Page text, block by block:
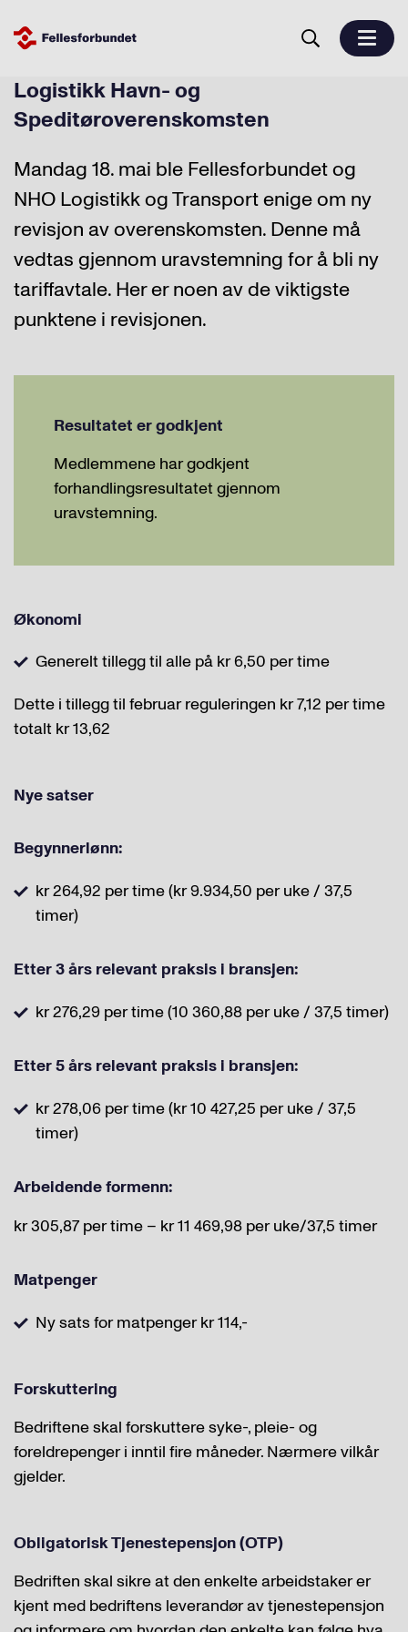
Logistikk Havn- og
Speditøroverenskomsten
Mandag 18. mai ble Fellesforbundet og
NHO Logistikk og Transport enige om ny
revisjon av overenskomsten. Denne må
vedtas gjennom uravstemning for å bli ny
tariffavtale. Her er noen av de viktigste
punktene i revisjonen.
Resultatet er godkjent
Medlemmene har godkjent
forhandlingsresultatet gjennom
uravstemning.
Økonomi
Generelt tillegg til alle på kr 6,50 per time
Dette i tillegg til februar reguleringen kr 7,12 per time
totalt kr 13,62
Nye satser
Begynnerlønn:
kr 264,92 per time (kr 9.934,50 per uke / 37,5
timer)
Etter 3 års relevant praksis i bransjen:
kr 276,29 per time (10 360,88 per uke / 37,5 timer)
Etter 5 års relevant praksis i bransjen:
kr 278,06 per time (kr 10 427,25 per uke / 37,5
timer)
Arbeidende formenn:
kr 305,87 per time – kr 11 469,98 per uke/37,5 timer
Matpenger
Ny sats for matpenger kr 114,-
Forskuttering
Bedriftene skal forskuttere syke-, pleie- og
foreldrepenger i inntil fire måneder. Nærmere vilkår
gjelder.
Obligatorisk Tjenestepensjon (OTP)
Bedriften skal sikre at den enkelte arbeidstaker er
kjent med bedriftens leverandør av tjenestepensjon